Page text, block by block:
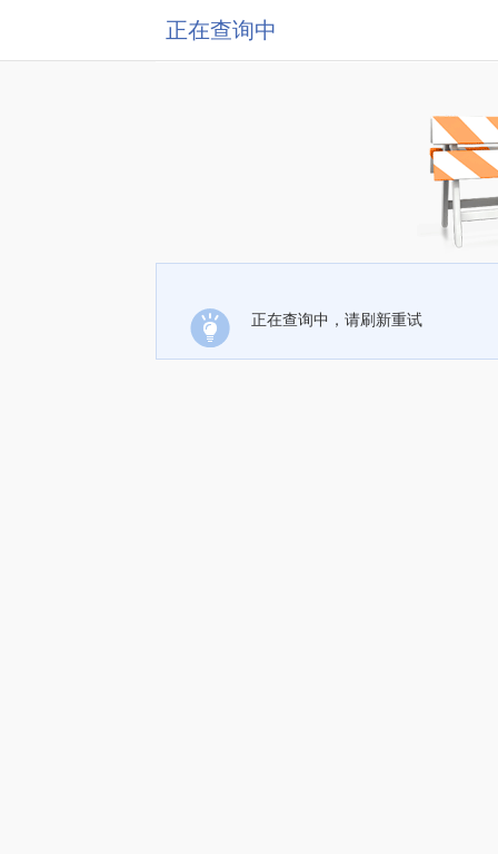
正在查询中
正在查询中，请刷新重试